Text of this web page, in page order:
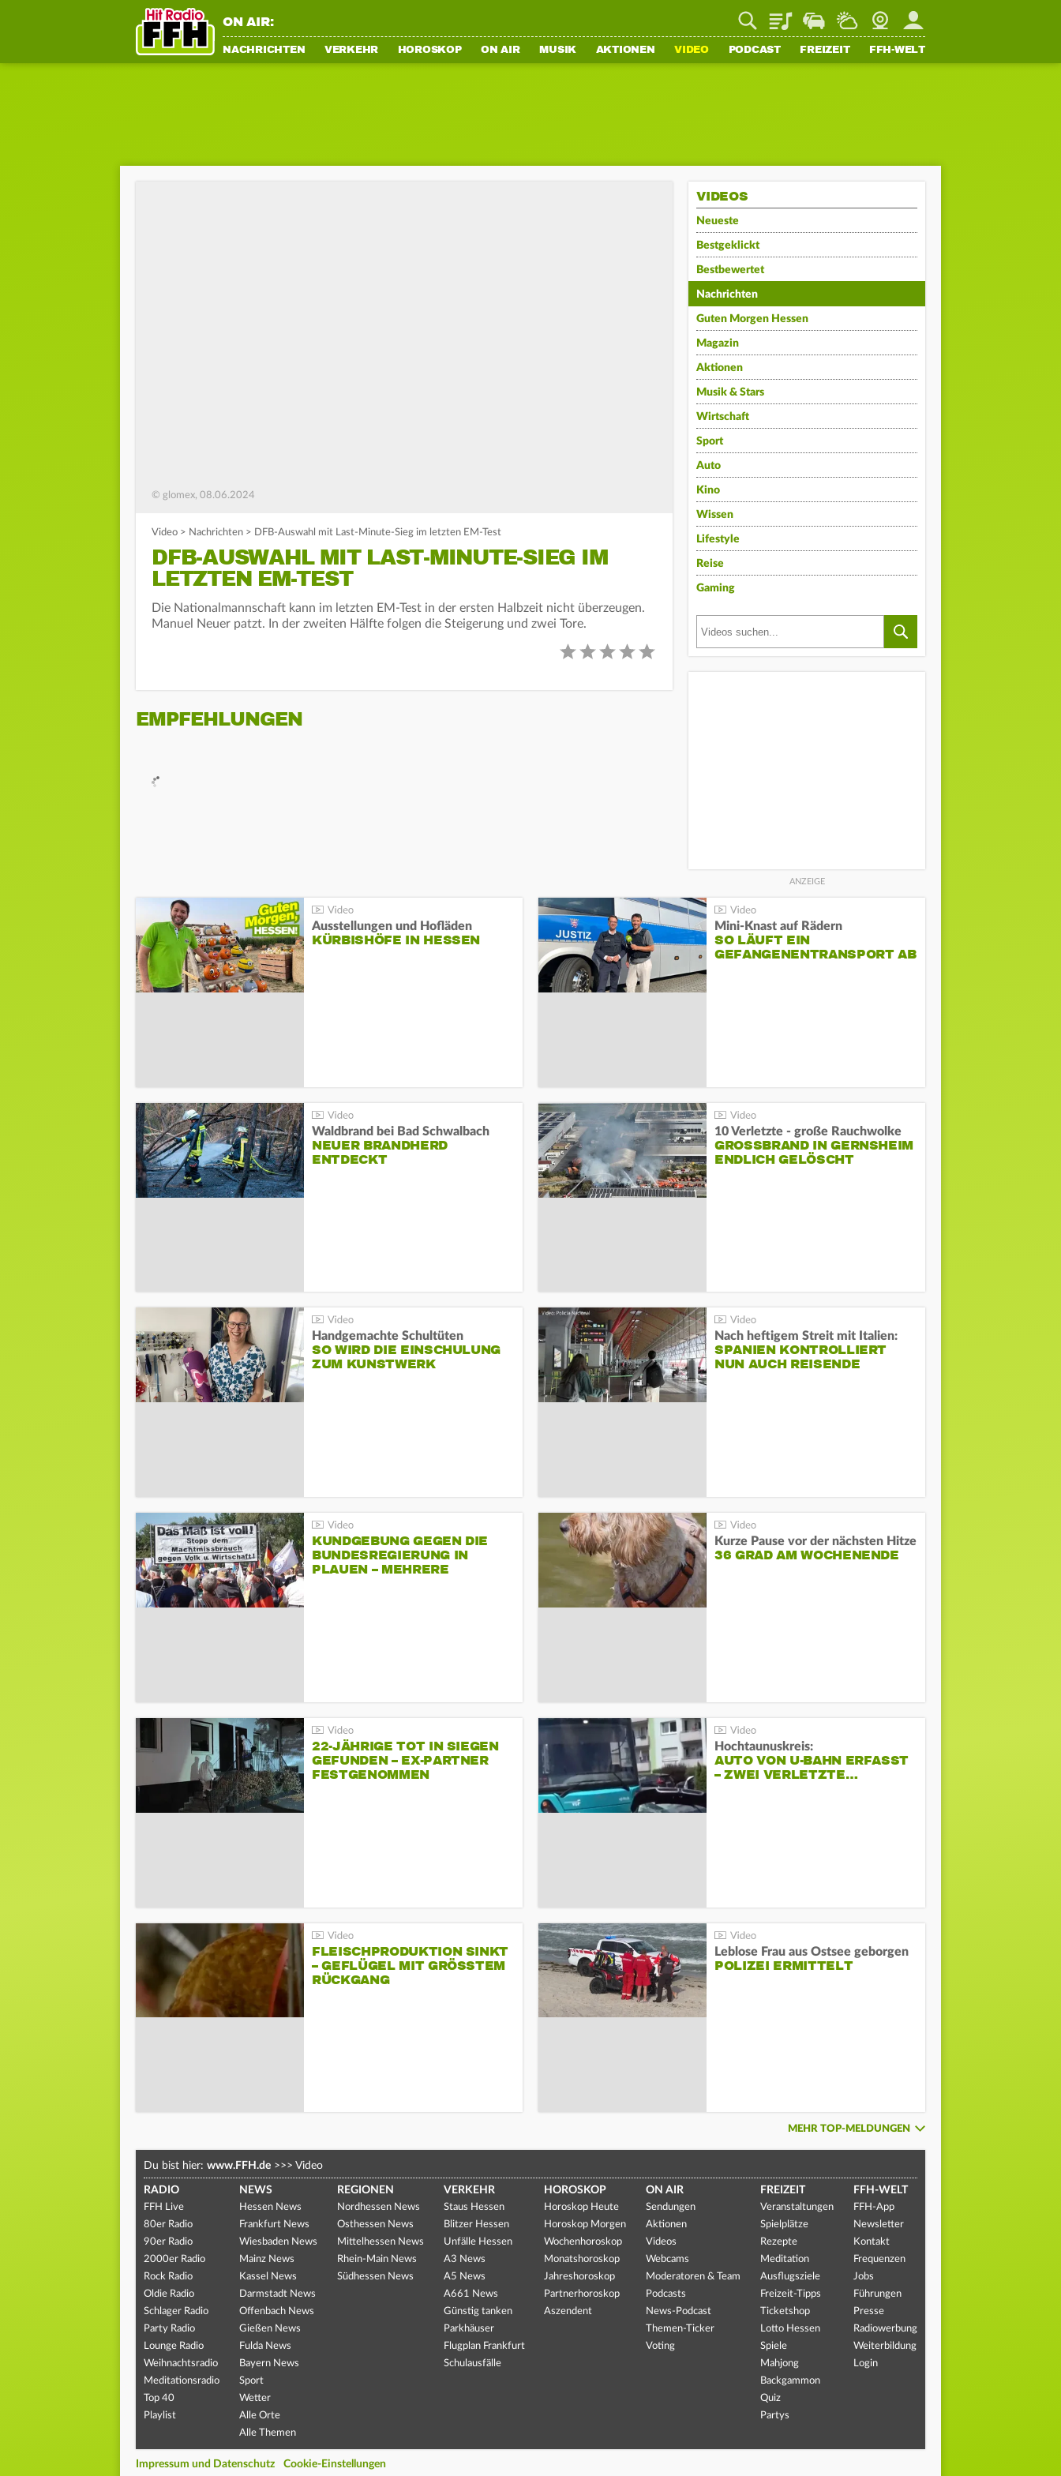
ON AIR: PlaylistStaupilotWetterWebcamMein FFH
NACHRICHTEN VERKEHR HOROSKOP ON AIR MUSIK AKTIONEN VIDEO PODCAST FREIZEIT FFH-WELT
© glomex, 08.06.2024
Video > Nachrichten > DFB-Auswahl mit Last-Minute-Sieg im letzten EM-Test
DFB-AUSWAHL MIT LAST-MINUTE-SIEG IM
LETZTEN EM-TEST
Die Nationalmannschaft kann im letzten EM-Test in der ersten Halbzeit nicht überzeugen.
Manuel Neuer patzt. In der zweiten Hälfte folgen die Steigerung und zwei Tore.
EMPFEHLUNGEN
VIDEOS
Neueste
Bestgeklickt
Bestbewertet
Nachrichten
Guten Morgen Hessen
Magazin
Aktionen
Musik & Stars
Wirtschaft
Sport
Auto
Kino
Wissen
Lifestyle
Reise
Gaming
Ausstellungen und Hofläden
KÜRBISHÖFE IN HESSEN
Mini-Knast auf Rädern
SO LÄUFT EIN
GEFANGENENTRANSPORT AB
Waldbrand bei Bad Schwalbach
NEUER BRANDHERD
ENTDECKT
10 Verletzte - große Rauchwolke
GROSSBRAND IN GERNSHEIM E
NDLICH GELÖSCHT
Handgemachte Schultüten
SO WIRD DIE EINSCHULUNG
ZUM KUNSTWERK
Nach heftigem Streit mit Italien:
SPANIEN KONTROLLIERT
NUN AUCH REISENDE
KUNDGEBUNG GEGEN DIE
BUNDESREGIERUNG IN
PLAUEN – MEHRERE
Kurze Pause vor der nächsten Hitze
36 GRAD AM WOCHENENDE
22-JÄHRIGE TOT IN SIEGEN
GEFUNDEN – EX-PARTNER
FESTGENOMMEN
Hochtaunuskreis:
AUTO VON U-BAHN ERFASST
– ZWEI VERLETZTE…
FLEISCHPRODUKTION SINKT
– GEFLÜGEL MIT GRÖSSTEM R
ÜCKGANG
Leblose Frau aus Ostsee geborgen
POLIZEI ERMITTELT
MEHR TOP-MELDUNGEN
Du bist hier: www.FFH.de >>> Video
RADIO
FFH Live
80er Radio
90er Radio
2000er Radio
Rock Radio
Oldie Radio
Schlager Radio
Party Radio
Lounge Radio
Weihnachtsradio
Meditationsradio
Top 40
Playlist
NEWS
Hessen News
Frankfurt News
Wiesbaden News
Mainz News
Kassel News
Darmstadt News
Offenbach News
Gießen News
Fulda News
Bayern News
Sport
Wetter
Alle Orte
Alle Themen
REGIONEN
Nordhessen News
Osthessen News
Mittelhessen News
Rhein-Main News
Südhessen News
VERKEHR
Staus Hessen
Blitzer Hessen
Unfälle Hessen
A3 News
A5 News
A661 News
Günstig tanken
Parkhäuser
Flugplan Frankfurt
Schulausfälle
HOROSKOP
Horoskop Heute
Horoskop Morgen
Wochenhoroskop
Monatshoroskop
Jahreshoroskop
Partnerhoroskop
Aszendent
ON AIR
Sendungen
Aktionen
Videos
Webcams
Moderatoren & Team
Podcasts
News-Podcast
Themen-Ticker
Voting
FREIZEIT
Veranstaltungen
Spielplätze
Rezepte
Meditation
Ausflugsziele
Freizeit-Tipps
Ticketshop
Lotto Hessen
Spiele
Mahjong
Backgammon
Quiz
Partys
FFH-WELT
FFH-App
Newsletter
Kontakt
Frequenzen
Jobs
Führungen
Presse
Radiowerbung
Weiterbildung
Login
Impressum und Datenschutz Cookie-Einstellungen